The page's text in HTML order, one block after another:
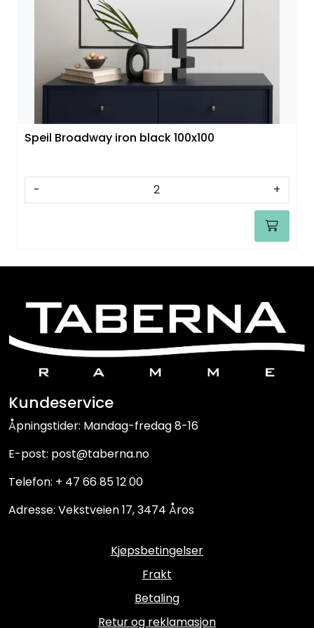
Speil Broadway iron black 100x100
- +
Kundeservice
Åpningstider: Mandag-fredag 8-16
E-post: post@taberna.no
Telefon: + 47 66 85 12 00
Adresse: Vekstveien 17, 3474 Åros
Kjøpsbetingelser
Frakt
Betaling
Retur og reklamasjon
Trykk av bilder/skilt og innramming
SOMMEROUTLET